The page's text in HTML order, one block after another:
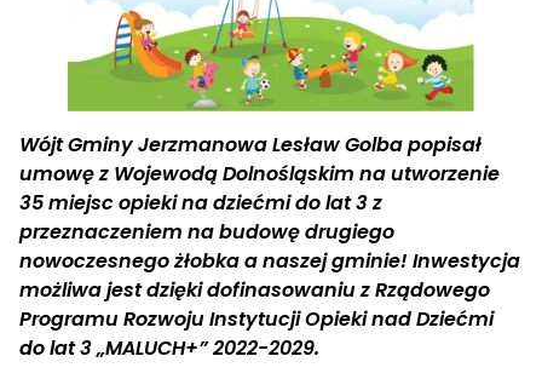
Wójt Gminy Jerzmanowa Lesław Golba popisał
umowę z Wojewodą Dolnośląskim na utworzenie
35 miejsc opieki na dziećmi do lat 3 z
przeznaczeniem na budowę drugiego
nowoczesnego żłobka a naszej gminie! Inwestycja
możliwa jest dzięki dofinasowaniu z Rządowego
Programu Rozwoju Instytucji Opieki nad Dziećmi
do lat 3 „MALUCH+” 2022-2029.